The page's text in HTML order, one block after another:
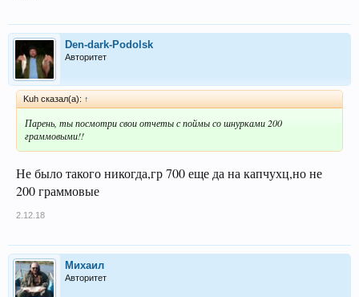
Den-dark-Podolsk
Авторитет
Kuh сказал(а): ↑
Парень, ты посмотри свои отчеты с поймы со шнурками 200
граммовыми!!
Не было такого никогда,гр 700 еще да на капчухц,но не
200 граммовые
2.12.18
Михаил
Авторитет